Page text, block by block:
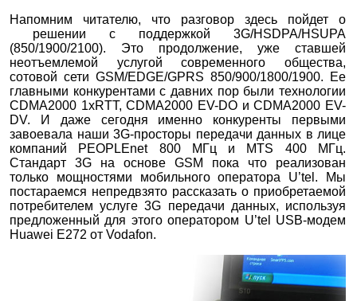
Напомним читателю, что разговор здесь пойдет о
решении с поддержкой 3G/HSDPA/HSUPA
(850/1900/2100). Это продолжение, уже ставшей
неотъемлемой услугой современного общества,
сотовой сети GSM/EDGE/GPRS 850/900/1800/1900. Ее
главными конкурентами с давних пор были технологии
CDMA2000 1xRTT, CDMA2000 EV-DO и CDMA2000 EV-
DV. И даже сегодня именно конкуренты первыми
завоевала наши 3G-просторы передачи данных в лице
компаний PEOPLEnet 800 МГц и MTS 400 МГц.
Стандарт 3G на основе GSM пока что реализован
только мощностями мобильного оператора U’tel. Мы
постараемся непредвзято рассказать о приобретаемой
потребителем услуге 3G передачи данных, используя
предложенный для этого оператором U’tel USB-модем
Huawei E272 от Vodafon.